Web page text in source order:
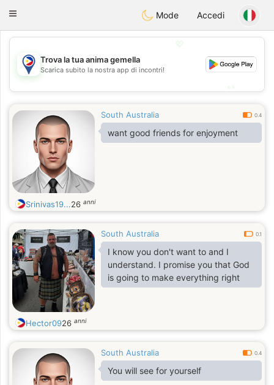
PhilippinesChat
Toggle
Mode Accedi
💖
💕
Trova la tua anima gemella
Scarica subito la nostra app di incontri!
South Australia 0.4
want good friends for enjoyment
Srinivas19...26 anni
South Australia 0.1
I know you don't want to and I
understand. I promise you that God
is going to make everything right
Hector0926 anni
South Australia 0.4
You will see for yourself